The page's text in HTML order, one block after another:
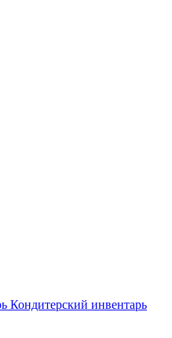
Кондитерский инвентарь